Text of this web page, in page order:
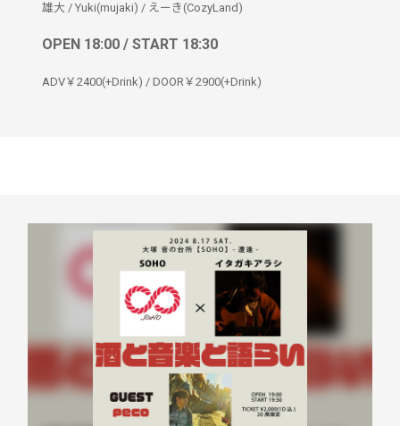
雄大 / Yuki(mujaki) / えーき(CozyLand)
OPEN 18:00 / START 18:30
ADV￥2400(+Drink) / DOOR￥2900(+Drink)